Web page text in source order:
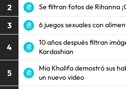
2 Se filtran fotos de Rihanna
3 6 juegos sexuales con
4
10 años después filtran
Kardashian
5
Mia Khalifa demostró sus
un nuevo video